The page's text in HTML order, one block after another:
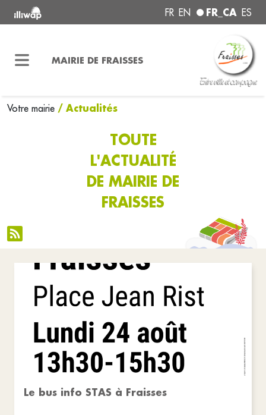
FR EN FR_CA ES
MAIRIE DE FRAISSES
Votre mairie / Actualités
TOUTE
L'ACTUALITÉ
DE MAIRIE DE
FRAISSES
Le bus info STAS à Fraisses